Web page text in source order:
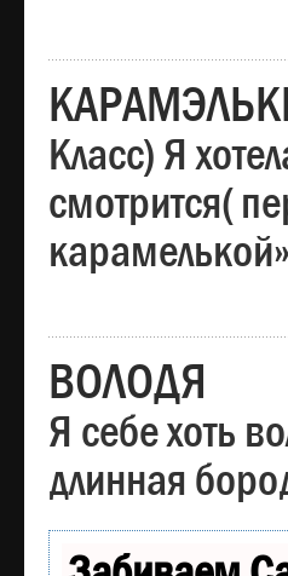
Класс) Я
смотрится(
карамелькой»
ВОЛОДЯ
Я себе хоть
длинная